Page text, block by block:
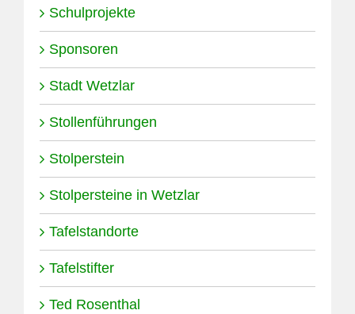
Schulprojekte
Sponsoren
Stadt Wetzlar
Stollenführungen
Stolperstein
Stolpersteine in Wetzlar
Tafelstandorte
Tafelstifter
Ted Rosenthal